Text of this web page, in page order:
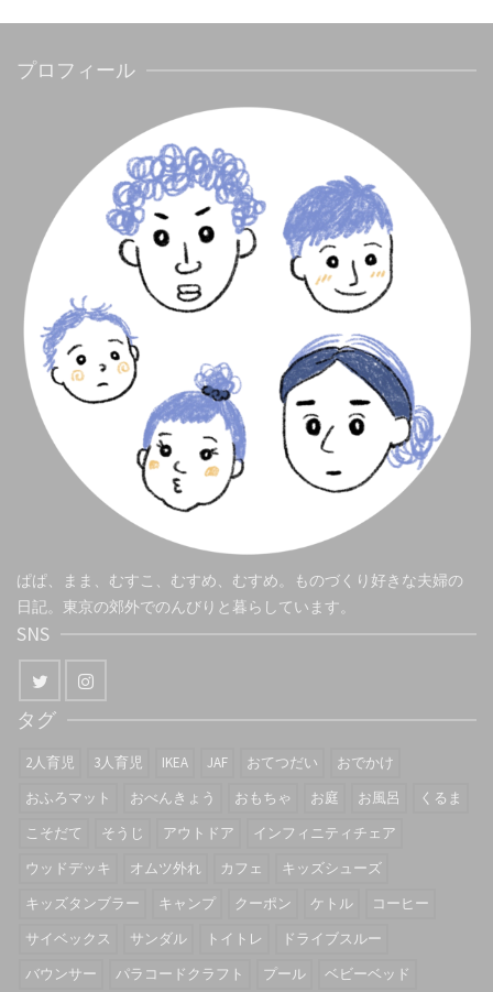
プロフィール
ぱぱ、まま、むすこ、むすめ、むすめ。ものづくり好きな夫婦の
日記。東京の郊外でのんびりと暮らしています。
SNS
タグ
2人育児 3人育児 IKEA JAF おてつだい
おでかけ
おふろマット
おべんきょう おもちゃ お庭 お風呂
くるま
こそだて
そうじ アウトドア
インフィニティチェア
ウッドデッキ
オムツ外れ カフェ
キッズシューズ
キッズタンブラー
キャンプ クーポン ケトル
コーヒー
サイベックス
サンダル トイトレ
ドライブスルー
バウンサー
パラコードクラフト プール ベビーベッド